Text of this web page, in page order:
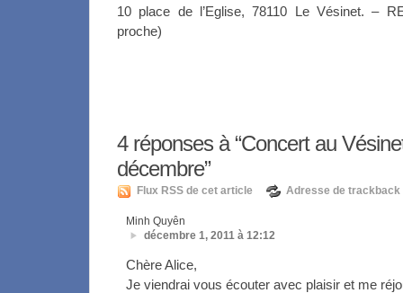
10 place de l’Eglise, 78110 Le Vésinet. –
proche)
4réponses à “Concert au
décembre”
Flux RSS de cet article Adresse de trackback
Minh Quyên
décembre 1, 2011 à 12:12
Chère Alice,
Je viendrai vous écouter avec plaisir et me